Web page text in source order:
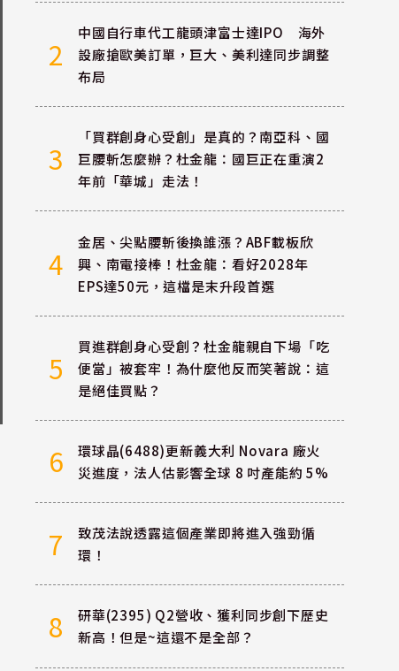
2
中國自行車代工龍頭津富士達IPO 海外
設廠搶歐美訂單，巨大、美利達同步調整
布局
3
「買群創身心受創」是真的？南亞科、國
巨腰斬怎麼辦？杜金龍：國巨正在重演2
年前「華城」走法！
4
金居、尖點腰斬後換誰漲？ABF載板欣
興、南電接棒！杜金龍：看好2028年
EPS達50元，這檔是末升段首選
5
買進群創身心受創？杜金龍親自下場「吃
便當」被套牢！為什麼他反而笑著說：這
是絕佳買點？
6
環球晶(6488)更新義大利 Novara 廠火
災進度，法人估影響全球 8 吋產能約 5%
7
致茂法說透露這個產業即將進入強勁循
環！
8
研華(2395) Q2營收、獲利同步創下歷史
新高！但是~這還不是全部？